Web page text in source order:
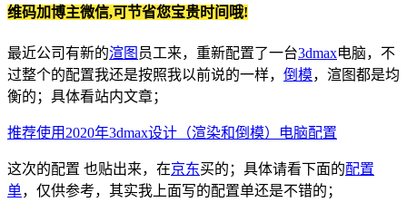
维码加博主微信,可节省您宝贵时间哦!
最近公司有新的渲图 员工来，重新配置了一台3dmax电脑，不
过整个的配置我还是按照我以前说的一样， 倒模，渲图都是均
衡的；具体看站内文章；
推荐使用2020年3dmax设计（渲染和倒模）电脑配置
这次的配置 也贴出来，在京东买的；具体请看下面的配置
单，仅供参考，其实我上面写的配置单还是不错的；